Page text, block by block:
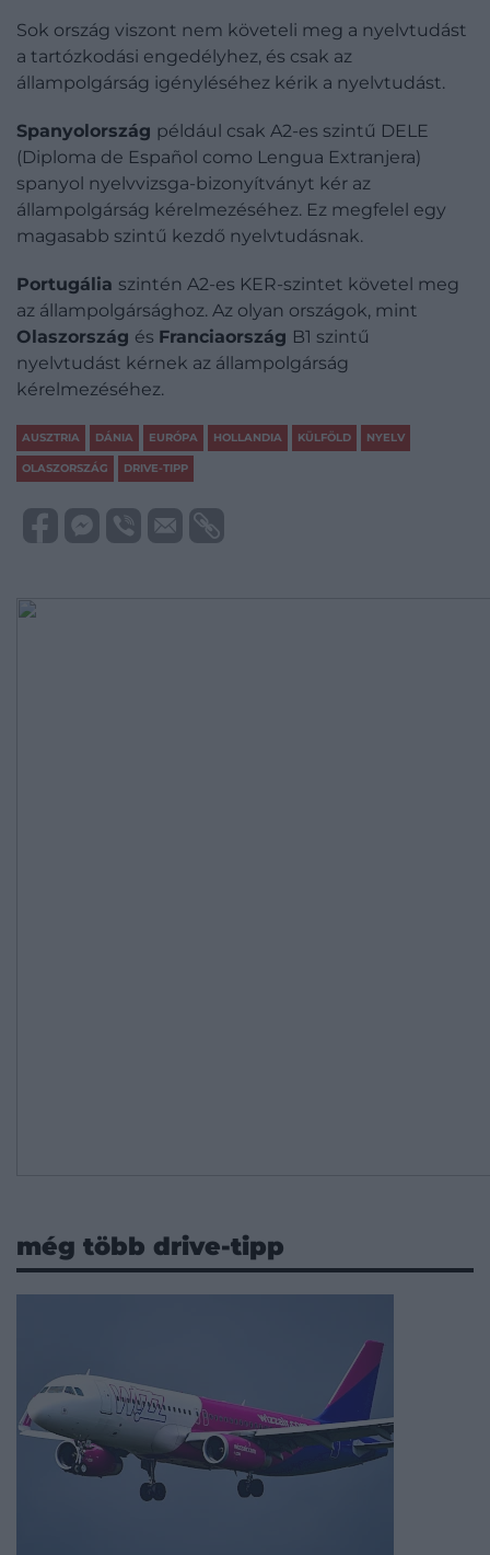
Sok ország viszont nem követeli meg a nyelvtudást
a tartózkodási engedélyhez, és csak az
állampolgárság igényléséhez kérik a nyelvtudást.
Spanyolország például csak A2-es szintű DELE
(Diploma de Español como Lengua Extranjera)
spanyol nyelvvizsga-bizonyítványt kér az
állampolgárság kérelmezéséhez. Ez megfelel egy
magasabb szintű kezdő nyelvtudásnak.
Portugália szintén A2-es KER-szintet követel meg
az állampolgársághoz. Az olyan országok, mint
Olaszország és Franciaország B1 szintű
nyelvtudást kérnek az állampolgárság
kérelmezéséhez.
AUSZTRIA DÁNIA EURÓPA HOLLANDIA KÜLFÖLD NYELV
OLASZORSZÁG DRIVE-TIPP
még több drive-tipp